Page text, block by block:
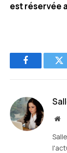
est réservée
Facebook
Site